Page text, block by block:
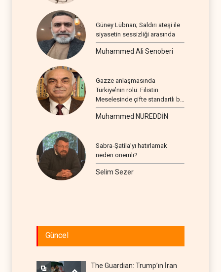
Güney Lübnan; Saldırı ateşi ile
siyasetin sessizliği arasında
Muhammed Ali Senoberi
Gazze anlaşmasında
Türkiye’nin rolü: Filistin
Meselesinde çifte standartlı bir
seyir
Muhammed NUREDDİN
Sabra-Şatila’yı hatırlamak
neden önemli?
Selim Sezer
Güncel
The Guardian: Trump’ın İran